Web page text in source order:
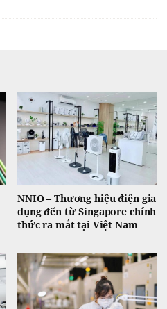
NNIO – Thương hiệu điện gia
dụng đến từ Singapore chính
thức ra mắt tại Việt Nam